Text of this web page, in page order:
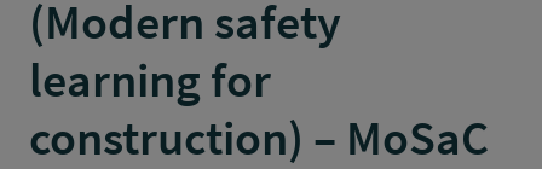
(Modern safety
learning for
construction) – MoSaC